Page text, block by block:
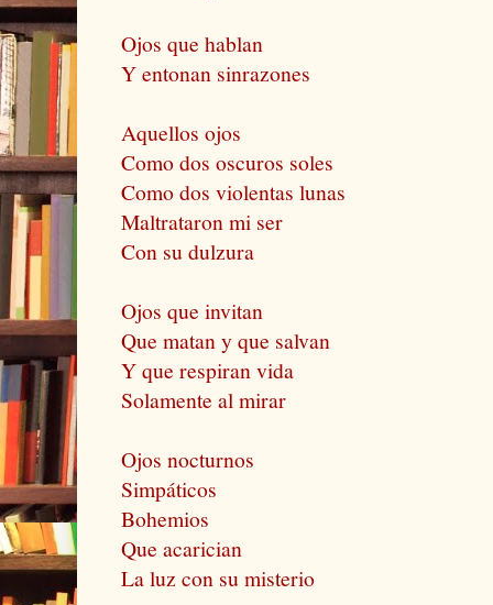
Ojos que hablan
Y entonan sinrazones
Aquellos ojos
Como dos oscuros soles
Como dos violentas lunas
Maltrataron mi ser
Con su dulzura
Ojos que invitan
Que matan y que salvan
Y que respiran vida
Solamente al mirar
Ojos nocturnos
Simpáticos
Bohemios
Que acarician
La luz con su misterio